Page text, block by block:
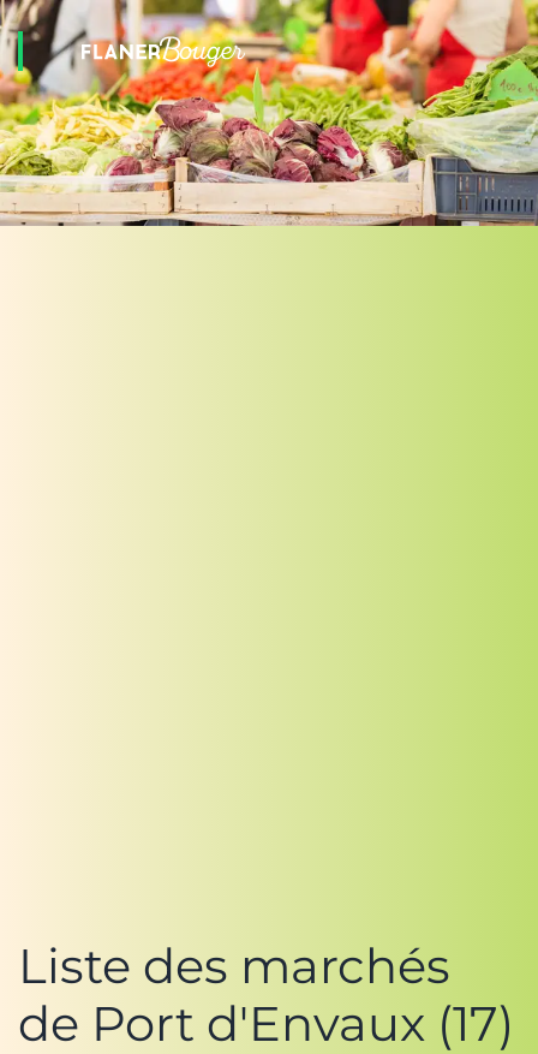
Liste des marchés
de Port d'Envaux (17)